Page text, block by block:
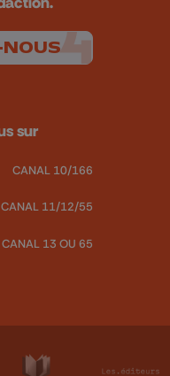
sur
CANAL 10/166
CANAL 11/12/55
CANAL 13 OU 65